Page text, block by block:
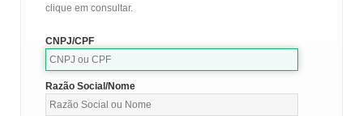
clique em consultar.
CNPJ/CPF
Razão Social/Nome